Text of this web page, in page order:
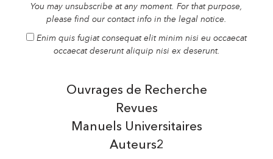
You may unsubscribe at any moment. For that purpose,
please find our contact info in the legal notice.
Enim quis fugiat consequat elit minim nisi eu occaecat
occaecat deserunt aliquip nisi ex deserunt.
Auteurs2
Manuels Universitaires
Ouvrages de Recherche
Revues